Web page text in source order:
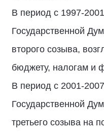
В период с 1997-2001
Государственной
второго созыва,
бюджету, налогам и
В период с 2001-2007
Государственной
третьего созыва на